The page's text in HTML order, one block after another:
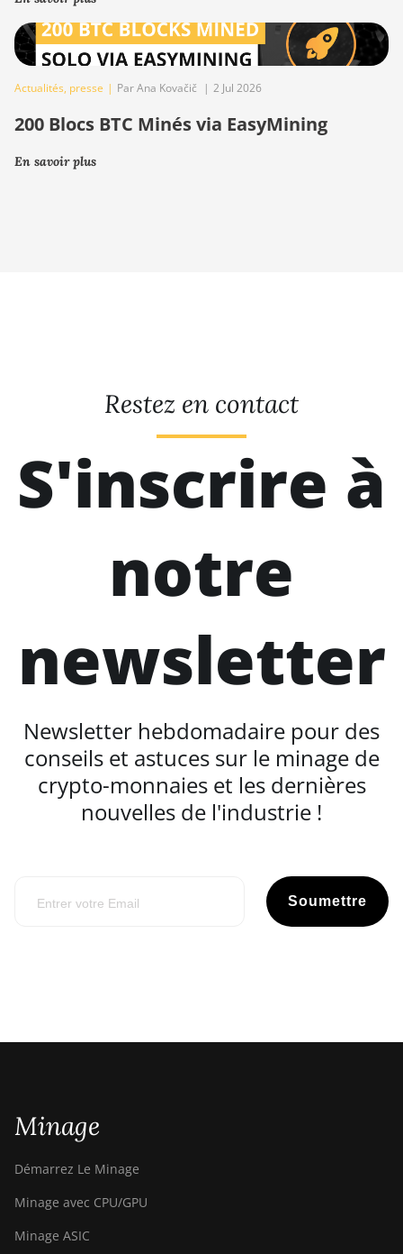
Actualités, presse | Par Ana Kovačič | 2 Jul 2026
200 Blocs BTC Minés via EasyMining
En savoir plus
Restez en contact
S'inscrire à
notre
newsletter
Newsletter hebdomadaire pour des
conseils et astuces sur le minage de
crypto-monnaies et les dernières
nouvelles de l'industrie !
Soumettre
Minage
Démarrez Le Minage
Minage avec CPU/GPU
Minage ASIC